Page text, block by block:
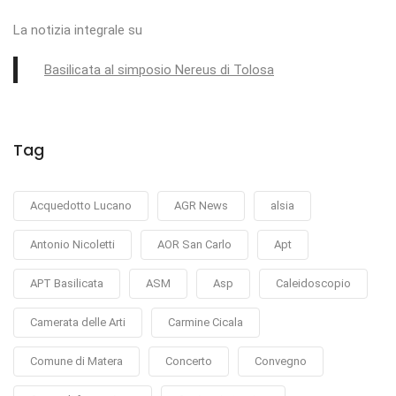
La notizia integrale su
Basilicata al simposio Nereus di Tolosa
Tag
Acquedotto Lucano AGR News alsia
Antonio Nicoletti AOR San Carlo Apt
APT Basilicata ASM Asp Caleidoscopio
Camerata delle Arti Carmine Cicala
Comune di Matera Concerto Convegno